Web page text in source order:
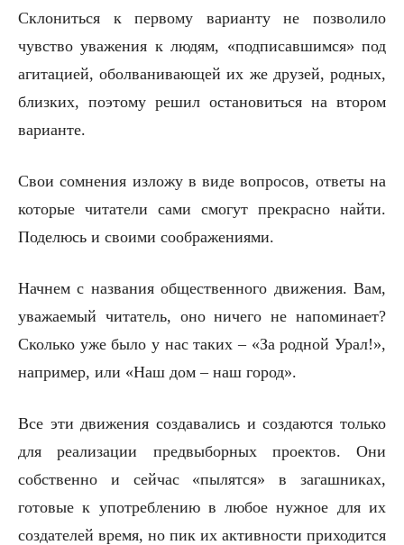
Склониться к первому варианту не позволило
чувство уважения к людям, «подписавшимся» под
агитацией, оболванивающей их же друзей, родных,
близких, поэтому решил остановиться на втором
варианте.
Свои сомнения изложу в виде вопросов, ответы на
которые читатели сами смогут прекрасно найти.
Поделюсь и своими соображениями.
Начнем с названия общественного движения. Вам,
уважаемый читатель, оно ничего не напоминает?
Сколько уже было у нас таких – «За родной Урал!»,
например, или «Наш дом – наш город».
Все эти движения создавались и создаются только
для реализации предвыборных проектов. Они
собственно и сейчас «пылятся» в загашниках,
готовые к употреблению в любое нужное для их
создателей время, но пик их активности приходится